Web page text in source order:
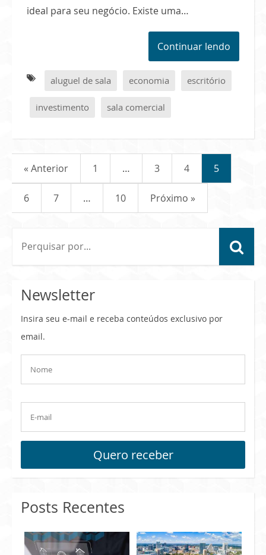
ideal para seu negócio. Existe uma…
Continuar lendo
aluguel de sala economia escritório
investimento sala comercial
« Anterior 1 … 3 4 5
6 7 … 10 Próximo »
Newsletter
Insira seu e-mail e receba conteúdos exclusivo por
email.
Quero receber
Posts Recentes